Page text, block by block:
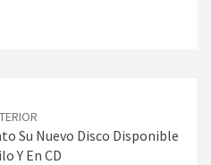
Su Nuevo Disco Disponible
Y En CD